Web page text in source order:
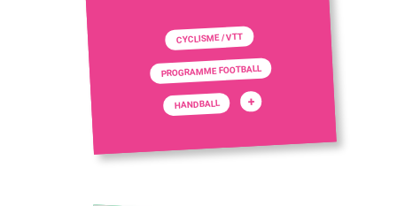
CYCLISME / VTT
PROGRAMME FOOTBALL
HANDBALL +